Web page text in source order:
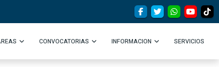
CONVOCATORIAS INFORMACION SERVICIOS